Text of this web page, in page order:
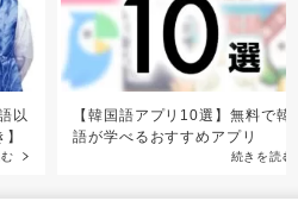
以
【韓国語アプリ10選】無料で韓
語が学べるおすすめアプリ
続きを読む